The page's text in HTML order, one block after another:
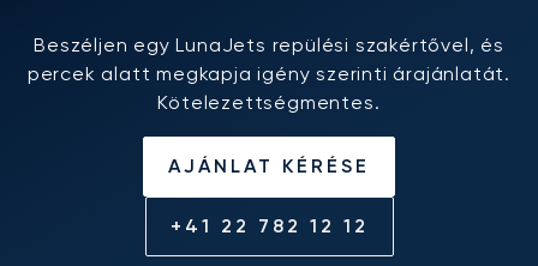
Beszéljen egy LunaJets repülési szakértővel, és
percek alatt megkapja igény szerinti árajánlatát.
Kötelezettségmentes.
AJÁNLAT KÉRÉSE
+41 22 782 12 12